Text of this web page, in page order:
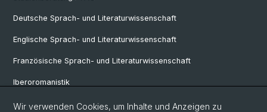
Deutsche Sprach- und Literaturwissenschaft
Englische Sprach- und Literaturwissenschaft
Französische Sprach- und Literaturwissenschaft
Iberoromanistik
Italianistik
Wir verwenden Cookies, um Inhalte und Anzeigen zu